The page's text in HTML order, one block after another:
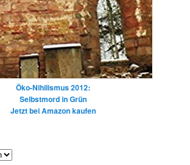
Öko-Nihilismus 2012:
Selbstmord in Grün
Jetzt bei Amazon kaufen